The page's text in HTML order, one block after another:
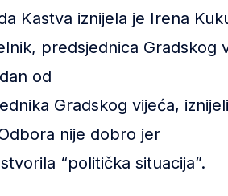
Kastva iznijela je Irena
predsjednica Gradskog
od
Gradskog vijeća,
nije dobro jer
“politička situacija”.